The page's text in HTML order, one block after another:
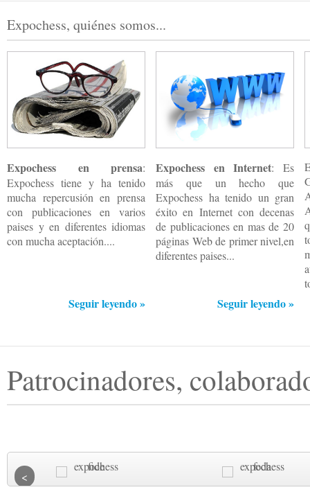
Expochess, quiénes somos...
Expochess en prensa:
Expochess tiene y ha tenido
mucha repercusión en prensa
con publicaciones en varios
paises y en diferentes idiomas
con mucha aceptación....
Seguir leyendo »
Expochess en Internet: Es
más que un hecho que
Expochess ha tenido un gran
éxito en Internet con decenas
de publicaciones en mas de 20
páginas Web de primer nivel,en
diferentes paises...
Seguir leyendo »
Patrocinadores,